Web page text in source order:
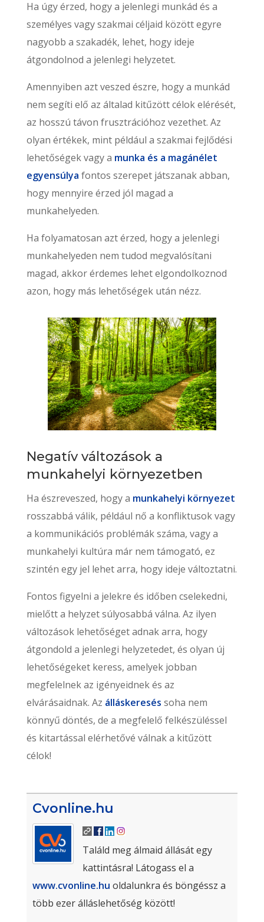
Ha úgy érzed, hogy a jelenlegi munkád és a
személyes vagy szakmai céljaid között egyre
nagyobb a szakadék, lehet, hogy ideje
átgondolnod a jelenlegi helyzetet.
Amennyiben azt veszed észre, hogy a munkád
nem segíti elő az általad kitűzött célok elérését,
az hosszú távon frusztrációhoz vezethet. Az
olyan értékek, mint például a szakmai fejlődési
lehetőségek vagy a munka és a magánélet
egyensúlya fontos szerepet játszanak abban,
hogy mennyire érzed jól magad a
munkahelyeden.
Ha folyamatosan azt érzed, hogy a jelenlegi
munkahelyeden nem tudod megvalósítani
magad, akkor érdemes lehet elgondolkoznod
azon, hogy más lehetőségek után nézz.
Negatív változások a
munkahelyi környezetben
Ha észreveszed, hogy a munkahelyi környezet
rosszabbá válik, például nő a konfliktusok vagy
a kommunikációs problémák száma, vagy a
munkahelyi kultúra már nem támogató, ez
szintén egy jel lehet arra, hogy ideje változtatni.
Fontos figyelni a jelekre és időben cselekedni,
mielőtt a helyzet súlyosabbá válna. Az ilyen
változások lehetőséget adnak arra, hogy
átgondold a jelenlegi helyzetedet, és olyan új
lehetőségeket keress, amelyek jobban
megfelelnek az igényeidnek és az
elvárásaidnak. Az álláskeresés soha nem
könnyű döntés, de a megfelelő felkészüléssel
és kitartással elérhetővé válnak a kitűzött
célok!
Cvonline.hu
Találd meg álmaid állását egy
kattintásra! Látogass el a
www.cvonline.hu oldalunkra és böngéssz a
több ezer álláslehetőség között!